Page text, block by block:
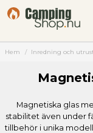
Hem Inredning och
Magnetiska glas
stabilitet även under
tillbehör i unika